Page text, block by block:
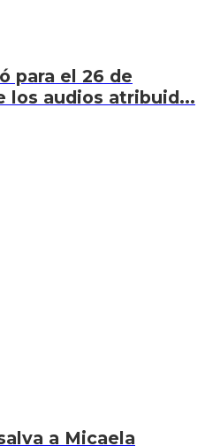
para el 26 de
los audios atribuid...
a Micaela